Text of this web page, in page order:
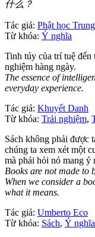
什么？
Tác giả: Phật học
Từ khóa: Ý nghĩa
Tinh túy của trí tuệ
nghiệm hàng ngày.
The essence of
everyday experience.
Tác giả: Khuyết Danh
Từ khóa: Trải nghiệm,
Sách không phải được
chúng ta xem xét một
mà phải hỏi nó mang ý
Books are not made to
When we consider a
what it means.
Tác giả: Umberto Eco
Từ khóa: Sách, Ý nghĩa